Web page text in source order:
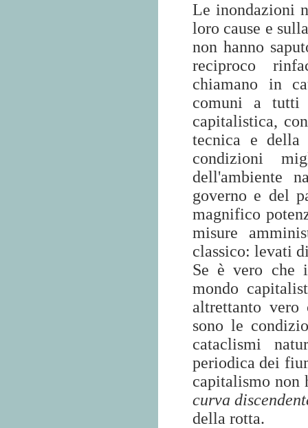
Le inondazioni
loro cause e
non hanno
reciproco
chiamano in
comuni a tutti
capitalistica,
tecnica e della
condizioni
dell'ambiente
governo e del
magnifico
misure
classico: levati
Se è vero che
mondo
altrettanto vero
sono le
cataclismi
periodica dei
capitalismo non
curva
della rotta.